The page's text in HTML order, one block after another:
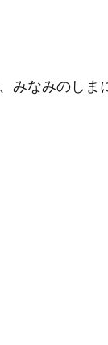
みなみのしま